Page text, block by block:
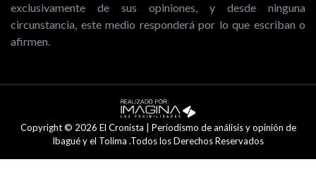
exclusivamente de sus opiniones, y desde ninguna
circunstancia, este medio responderá por lo que escriban o
afirmen.
Copyright © 2026 El Cronista | Periodismo de análisis y opinión de
Ibagué y el Tolima .Todos los Derechos Reservados